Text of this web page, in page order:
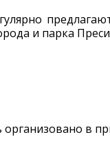
и парка
в